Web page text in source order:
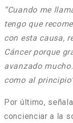
“Cuando me
tengo que
con esta causa,
Cáncer porque
avanzado
como al
Por último,
concienciar a la